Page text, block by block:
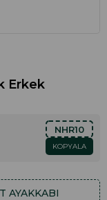
Erkek
NHR10
KOPYALA
AYAKKABI